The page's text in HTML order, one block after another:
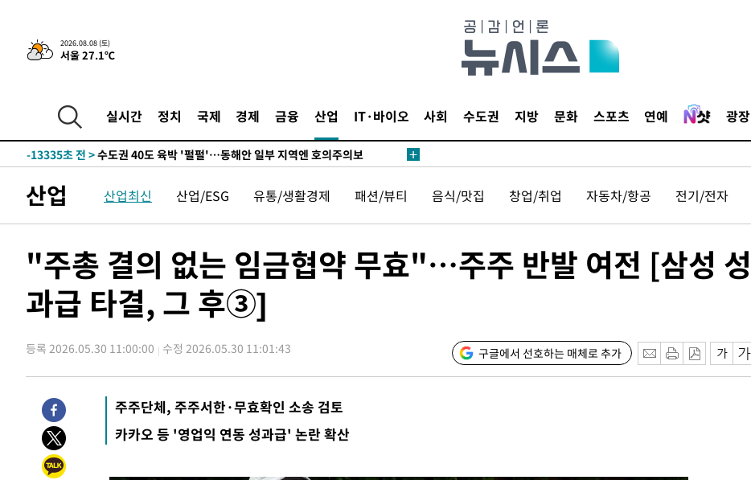
2026.08.08 (토)
서울 27.1℃
실시간 정치 국제 경제 금융 산업 IT·바이오 사회 수도권 지방 문화 스포츠 연예 광장
청래 44.56%
-21040초 전 >[속보]與 대표 경선 제주·인천 당원투표…金 47.75%·鄭
42.08%·宋 10.17%
-20574초 전 > 이강인 "아틀레티코 이적 기뻐…등번호 7번 의미보단 팀 위해 뛸
-14283초 전 >
낮 최고 35도 '무더위'…동해안 시간당 30㎜ '강한 비'[내일날씨]
-13553초 전 >
틀레티코 이적"
-13335초 전 >수도권 40도 육박 '펄펄'…동해안 일부 지역엔 호의주의보
-6249초 전 >
강릉에 시간당 81.4㎜ 물폭탄…도로 잠기고 담벼락 붕괴
-2356초 전 >백운산서 80년근 천종산삼 9뿌리 발견…감정가 1.3억원
40분 전 >남자 농구, 나고야 아시안게임서 '홈팀' 일본과 한일전
50분 전 >여수 오동도 해상서 모터보트 전복…1명 사망·1명 실종
1시간 전 > 극한폭염 한풀 꺾이지만…'낮 최고 35도' 무더위, 열대야 계속[다음주
3시간 전 >[속보]'압수수색·성접대 논란' 축구협회 "실망과 걱정 안겨드려 죄송"
6시간 전 >'최고 37도' 폭염 지속…강원동해안 최대 150㎜ 비
8시간 전 >
[속보]뉴욕증시 상승 마감…S&P 0.6% 나스닥 1.3%↑
-30778초 전 >
이란 "호르무즈 재개방 합의 근접…美 배상 선행돼야"
-21825초 전 >
[속보]與최고위원 제주·인천 순회경선…박선원·최민희·서미화·
한민수·김용 순
-21778초 전 >
산업 산업최신 산업/ESG 유통/생활경제 패션/뷰티 음식/맛집 창업/취업 자동차/항공 전기/전자
"주총 결의 없는 임금협약 무효"…주주 반발 여전 [삼성 성
과급 타결, 그 후③]
등록 2026.05.30 11:00:00 수정 2026.05.30 11:01:43 구글에서 선호하는 매체로 추가
주주단체, 주주서한·무효확인 소송 검토
카카오 등 '영업익 연동 성과급' 논란 확산